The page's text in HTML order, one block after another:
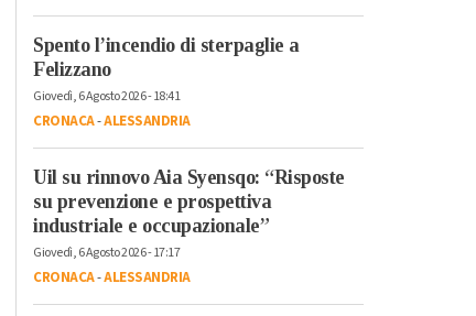
Spento l’incendio di sterpaglie a
Felizzano
Giovedì, 6 Agosto 2026 - 18:41
CRONACA-ALESSANDRIA
Uil su rinnovo Aia Syensqo: “Risposte
su prevenzione e prospettiva
industriale e occupazionale”
Giovedì, 6 Agosto 2026 - 17:17
CRONACA-ALESSANDRIA